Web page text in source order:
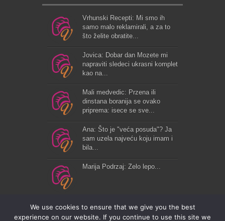
Vrhunski Recepti: Mi smo ih
samo malo reklamirali, a za to
što želite obratite...
Jovica: Dobar dan Mozete mi
napraviti sledeci ukrasni komplet
kao na...
Mali medvedic: Przena ili
dinstana boranija se ovako
priprema: isece se sve...
Ana: Što je "veća posuda"? Ja
sam uzela najveću koju imam i
bila...
Marija Podrzaj: Zelo lepo...
We use cookies to ensure that we give you the best
experience on our website. If you continue to use this site we